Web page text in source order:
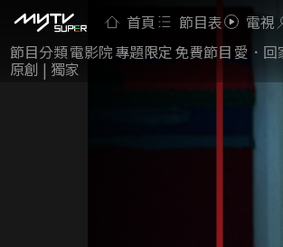
首頁 節目表 電視
節目分類電影院專題限定免費節目 愛．回
原創 | 獨家